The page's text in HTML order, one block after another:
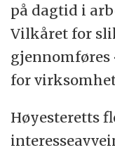
på dagtid i
Vilkåret for
gjennomføres
for
Høyesteretts